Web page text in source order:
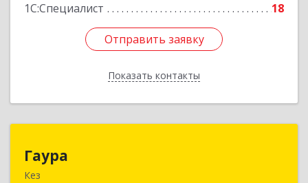
1С:Специалист
18
Отправить заявку
Показать контакты
Отправить заявку
Назад
Гаура
Кез